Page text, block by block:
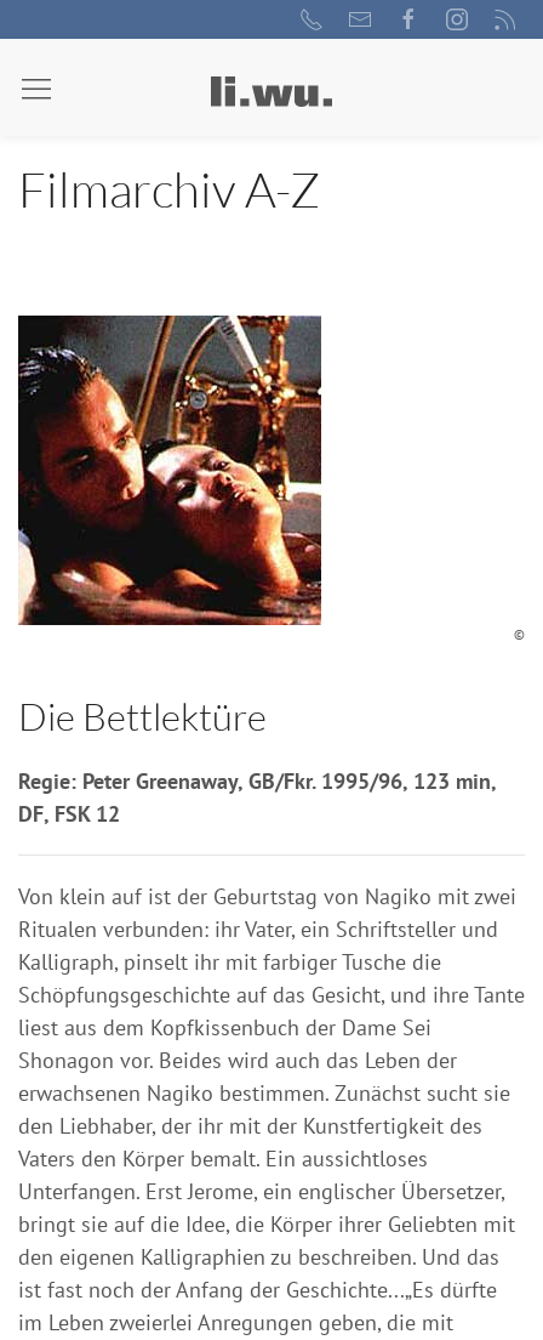
Filmarchiv A-Z
©
Die Bettlektüre
Regie: Peter Greenaway, GB/Fkr. 1995/96, 123 min,
DF, FSK 12
Von klein auf ist der Geburtstag von Nagiko mit zwei
Ritualen verbunden: ihr Vater, ein Schriftsteller und
Kalligraph, pinselt ihr mit farbiger Tusche die
Schöpfungsgeschichte auf das Gesicht, und ihre Tante
liest aus dem Kopfkissenbuch der Dame Sei
Shonagon vor. Beides wird auch das Leben der
erwachsenen Nagiko bestimmen. Zunächst sucht sie
den Liebhaber, der ihr mit der Kunstfertigkeit des
Vaters den Körper bemalt. Ein aussichtloses
Unterfangen. Erst Jerome, ein englischer Übersetzer,
bringt sie auf die Idee, die Körper ihrer Geliebten mit
den eigenen Kalligraphien zu beschreiben. Und das
ist fast noch der Anfang der Geschichte...„Es dürfte
im Leben zweierlei Anregungen geben, die mit